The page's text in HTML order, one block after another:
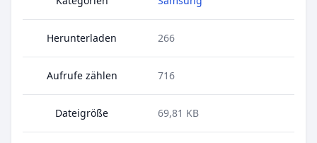
Herunterladen 266
Aufrufe zählen 716
Dateigröße 69,81 KB